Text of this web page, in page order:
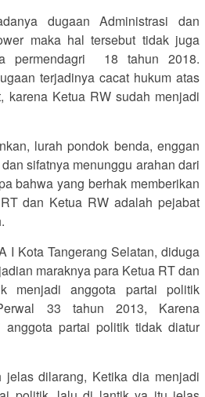
dugaan Administrasi dan
maka hal tersebut tidak juga
permendagri 18 tahun 2018.
terjadinya cacat hukum atas
karena Ketua RW sudah menjadi
lurah pondok benda, enggan
sifatnya menunggu arahan dari
bahwa yang berhak memberikan
dan Ketua RW adalah pejabat
I Kota Tangerang Selatan, diduga
maraknya para Ketua RT dan
menjadi anggota partai politik
33 tahun 2013, Karena
anggota partai politik tidak diatur
jelas dilarang, Ketika dia menjadi